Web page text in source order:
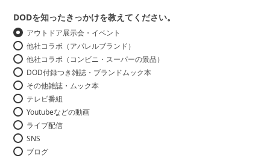
DODを知ったきっかけを教えてください。
アウトドア展示会・イベント
他社コラボ（アパレルブランド）
他社コラボ（コンビニ・スーパーの景品）
DOD付録つき雑誌・ブランドムック本
その他雑誌・ムック本
テレビ番組
Youtubeなどの動画
ライブ配信
SNS
ブログ